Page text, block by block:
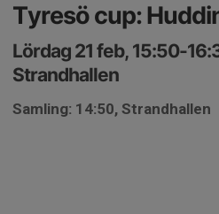
Tyresö cup:
Lördag 21 feb, 15:50-
Strandhallen
Samling: 14:50, Strandhallen